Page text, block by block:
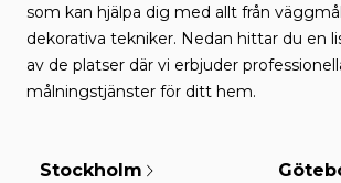
som kan hjälpa dig med allt från
dekorativa tekniker. Nedan hittar du en
av de platser där vi erbjuder
målningstjänster för ditt hem.
Stockholm